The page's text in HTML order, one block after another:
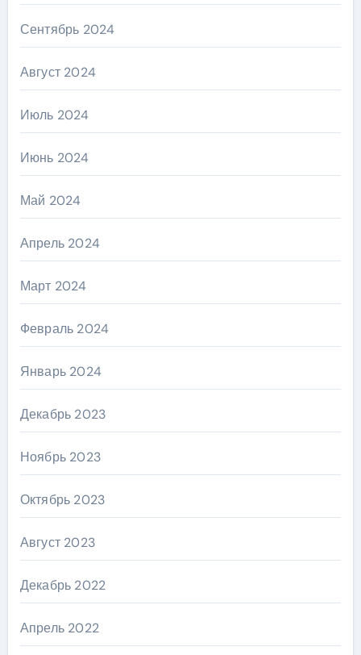
Сентябрь 2024
Август 2024
Июль 2024
Июнь 2024
Май 2024
Апрель 2024
Март 2024
Февраль 2024
Январь 2024
Декабрь 2023
Ноябрь 2023
Октябрь 2023
Август 2023
Декабрь 2022
Апрель 2022